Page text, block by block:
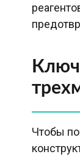
Чтобы